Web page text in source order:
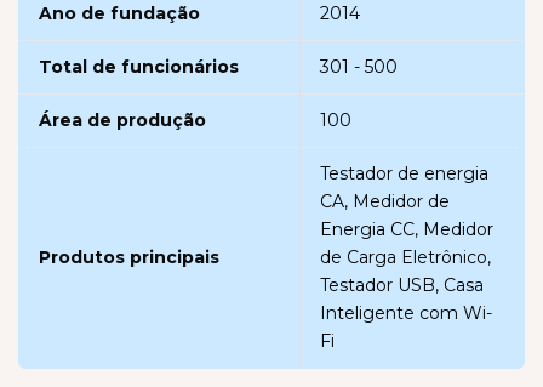
Ano de fundação 2014
Total de funcionários 301 - 500
Área de produção 100
Produtos principais
Testador de energia
CA, Medidor de
Energia CC, Medidor
de Carga Eletrônico,
Testador USB, Casa
Inteligente com Wi-
Fi